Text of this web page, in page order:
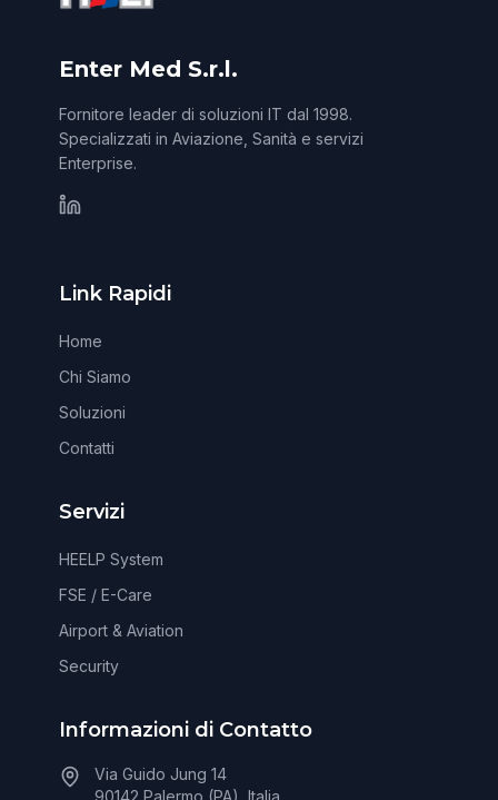
Enter Med S.r.l.
Fornitore leader di soluzioni IT dal 1998.
Specializzati in Aviazione, Sanità e servizi
Enterprise.
Link Rapidi
Home
Chi Siamo
Soluzioni
Contatti
Servizi
HEELP System
FSE / E-Care
Airport & Aviation
Security
Informazioni di Contatto
Via Guido Jung 14
90142 Palermo (PA), Italia